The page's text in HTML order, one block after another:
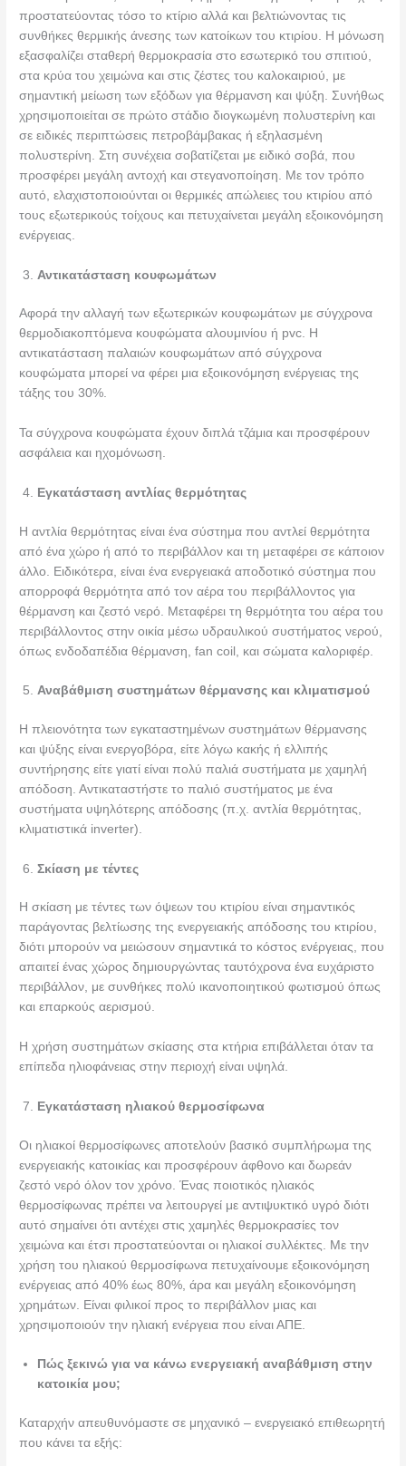
προστατεύοντας τόσο το κτίριο αλλά και βελτιώνοντας τις
συνθήκες θερμικής άνεσης των κατοίκων του κτιρίου. Η μόνωση
εξασφαλίζει σταθερή θερμοκρασία στο εσωτερικό του σπιτιού,
στα κρύα του χειμώνα και στις ζέστες του καλοκαιριού, με
σημαντική μείωση των εξόδων για θέρμανση και ψύξη. Συνήθως
χρησιμοποιείται σε πρώτο στάδιο διογκωμένη πολυστερίνη και
σε ειδικές περιπτώσεις πετροβάμβακας ή εξηλασμένη
πολυστερίνη. Στη συνέχεια σοβατίζεται με ειδικό σοβά, που
προσφέρει μεγάλη αντοχή και στεγανοποίηση. Με τον τρόπο
αυτό, ελαχιστοποιούνται οι θερμικές απώλειες του κτιρίου από
τους εξωτερικούς τοίχους και πετυχαίνεται μεγάλη εξοικονόμηση
ενέργειας.
Αντικατάσταση κουφωμάτων
Αφορά την αλλαγή των εξωτερικών κουφωμάτων με σύγχρονα
θερμοδιακοπτόμενα κουφώματα αλουμινίου ή pvc. Η
αντικατάσταση παλαιών κουφωμάτων από σύγχρονα
κουφώματα μπορεί να φέρει μια εξοικονόμηση ενέργειας της
τάξης του 30%.
Τα σύγχρονα κουφώματα έχουν διπλά τζάμια και προσφέρουν
ασφάλεια και ηχομόνωση.
Εγκατάσταση αντλίας θερμότητας
Η αντλία θερμότητας είναι ένα σύστημα που αντλεί θερμότητα
από ένα χώρο ή από το περιβάλλον και τη μεταφέρει σε κάποιον
άλλο. Ειδικότερα, είναι ένα ενεργειακά αποδοτικό σύστημα που
απορροφά θερμότητα από τον αέρα του περιβάλλοντος για
θέρμανση και ζεστό νερό. Μεταφέρει τη θερμότητα του αέρα του
περιβάλλοντος στην οικία μέσω υδραυλικού συστήματος νερού,
όπως ενδοδαπέδια θέρμανση, fan coil, και σώματα καλοριφέρ.
Αναβάθμιση συστημάτων θέρμανσης και κλιματισμού
Η πλειονότητα των εγκαταστημένων συστημάτων θέρμανσης
και ψύξης είναι ενεργοβόρα, είτε λόγω κακής ή ελλιπής
συντήρησης είτε γιατί είναι πολύ παλιά συστήματα με χαμηλή
απόδοση. Αντικαταστήστε το παλιό συστήματος με ένα
συστήματα υψηλότερης απόδοσης (π.χ. αντλία θερμότητας,
κλιματιστικά inverter).
Σκίαση με τέντες
Η σκίαση με τέντες των όψεων του κτιρίου είναι σημαντικός
παράγοντας βελτίωσης της ενεργειακής απόδοσης του κτιρίου,
διότι μπορούν να μειώσουν σημαντικά το κόστος ενέργειας, που
απαιτεί ένας χώρος δημιουργώντας ταυτόχρονα ένα ευχάριστο
περιβάλλον, με συνθήκες πολύ ικανοποιητικού φωτισμού όπως
και επαρκούς αερισμού.
Η χρήση συστημάτων σκίασης στα κτήρια επιβάλλεται όταν τα
επίπεδα ηλιοφάνειας στην περιοχή είναι υψηλά.
Εγκατάσταση ηλιακού θερμοσίφωνα
Οι ηλιακοί θερμοσίφωνες αποτελούν βασικό συμπλήρωμα της
ενεργειακής κατοικίας και προσφέρουν άφθονο και δωρεάν
ζεστό νερό όλον τον χρόνο. Ένας ποιοτικός ηλιακός
θερμοσίφωνας πρέπει να λειτουργεί με αντιψυκτικό υγρό διότι
αυτό σημαίνει ότι αντέχει στις χαμηλές θερμοκρασίες τον
χειμώνα και έτσι προστατεύονται οι ηλιακοί συλλέκτες. Με την
χρήση του ηλιακού θερμοσίφωνα πετυχαίνουμε εξοικονόμηση
ενέργειας από 40% έως 80%, άρα και μεγάλη εξοικονόμηση
χρημάτων. Είναι φιλικοί προς το περιβάλλον μιας και
χρησιμοποιούν την ηλιακή ενέργεια που είναι ΑΠΕ.
Πώς ξεκινώ για να κάνω ενεργειακή αναβάθμιση στην
κατοικία μου;
Καταρχήν απευθυνόμαστε σε μηχανικό – ενεργειακό επιθεωρητή
που κάνει τα εξής: